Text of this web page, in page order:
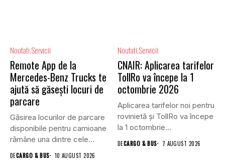
Noutati Servicii
Remote App de la
Mercedes-Benz Trucks te
ajută să găsești locuri de
parcare
Găsirea locurilor de parcare
disponibile pentru camioane
rămâne una dintre cele
DECARGO & BUS 10 AUGUST 2026
Noutati Servicii
CNAIR: Aplicarea tarifelor
TollRo va începe la 1
octombrie 2026
Aplicarea tarifelor noi pentru
rovinietă și TollRo va începe
la 1 octombrie...
DECARGO & BUS 7 AUGUST 2026